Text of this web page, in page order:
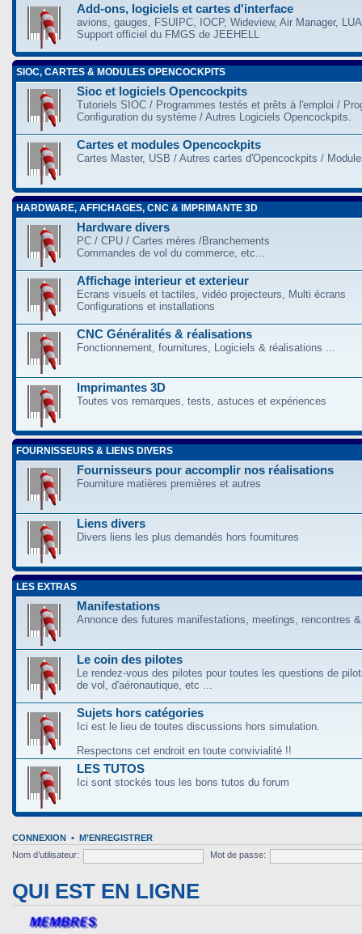
Add-ons, logiciels et cartes d'interface
avions, gauges, FSUIPC, IOCP, Wideview, Air Manager,
Support officiel du FMGS de JEEHELL
SIOC, CARTES & MODULES OPENCOCKPITS
Sioc et logiciels Opencockpits
Tutoriels SIOC / Programmes testés et prêts à l'emploi /
Configuration du système / Autres Logiciels Opencockpits.
Cartes et modules Opencockpits
Cartes Master, USB / Autres cartes d'Opencockpits /
HARDWARE, AFFICHAGES, CNC & IMPRIMANTE 3D
Hardware divers
PC / CPU / Cartes mères /Branchements
Commandes de vol du commerce, etc...
Affichage interieur et exterieur
Ecrans visuels et tactiles, vidéo projecteurs, Multi écrans
Configurations et installations
CNC Généralités & réalisations
Fonctionnement, fournitures, Logiciels & réalisations ...
Imprimantes 3D
Toutes vos remarques, tests, astuces et expériences
FOURNISSEURS & LIENS DIVERS
Fournisseurs pour accomplir nos réalisations
Fourniture matières premières et autres
Liens divers
Divers liens les plus demandés hors fournitures
LES EXTRAS
Manifestations
Annonce des futures manifestations, meetings, rencontres
Le coin des pilotes
Le rendez-vous des pilotes pour toutes les questions de
de vol, d'aéronautique, etc ...
Sujets hors catégories
Ici est le lieu de toutes discussions hors simulation.
Respectons cet endroit en toute convivialité !!
LES TUTOS
Ici sont stockés tous les bons tutos du forum
CONNEXION • M’ENREGISTRER
Nom d’utilisateur:
Mot de passe:
QUI EST EN LIGNE